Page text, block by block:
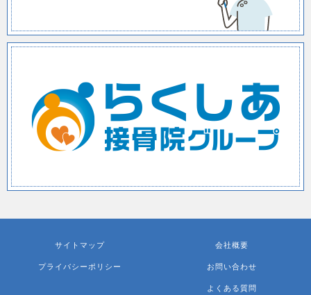
サイトマップ
プライバシーポリシー
会社概要
お問い合わせ
よくある質問